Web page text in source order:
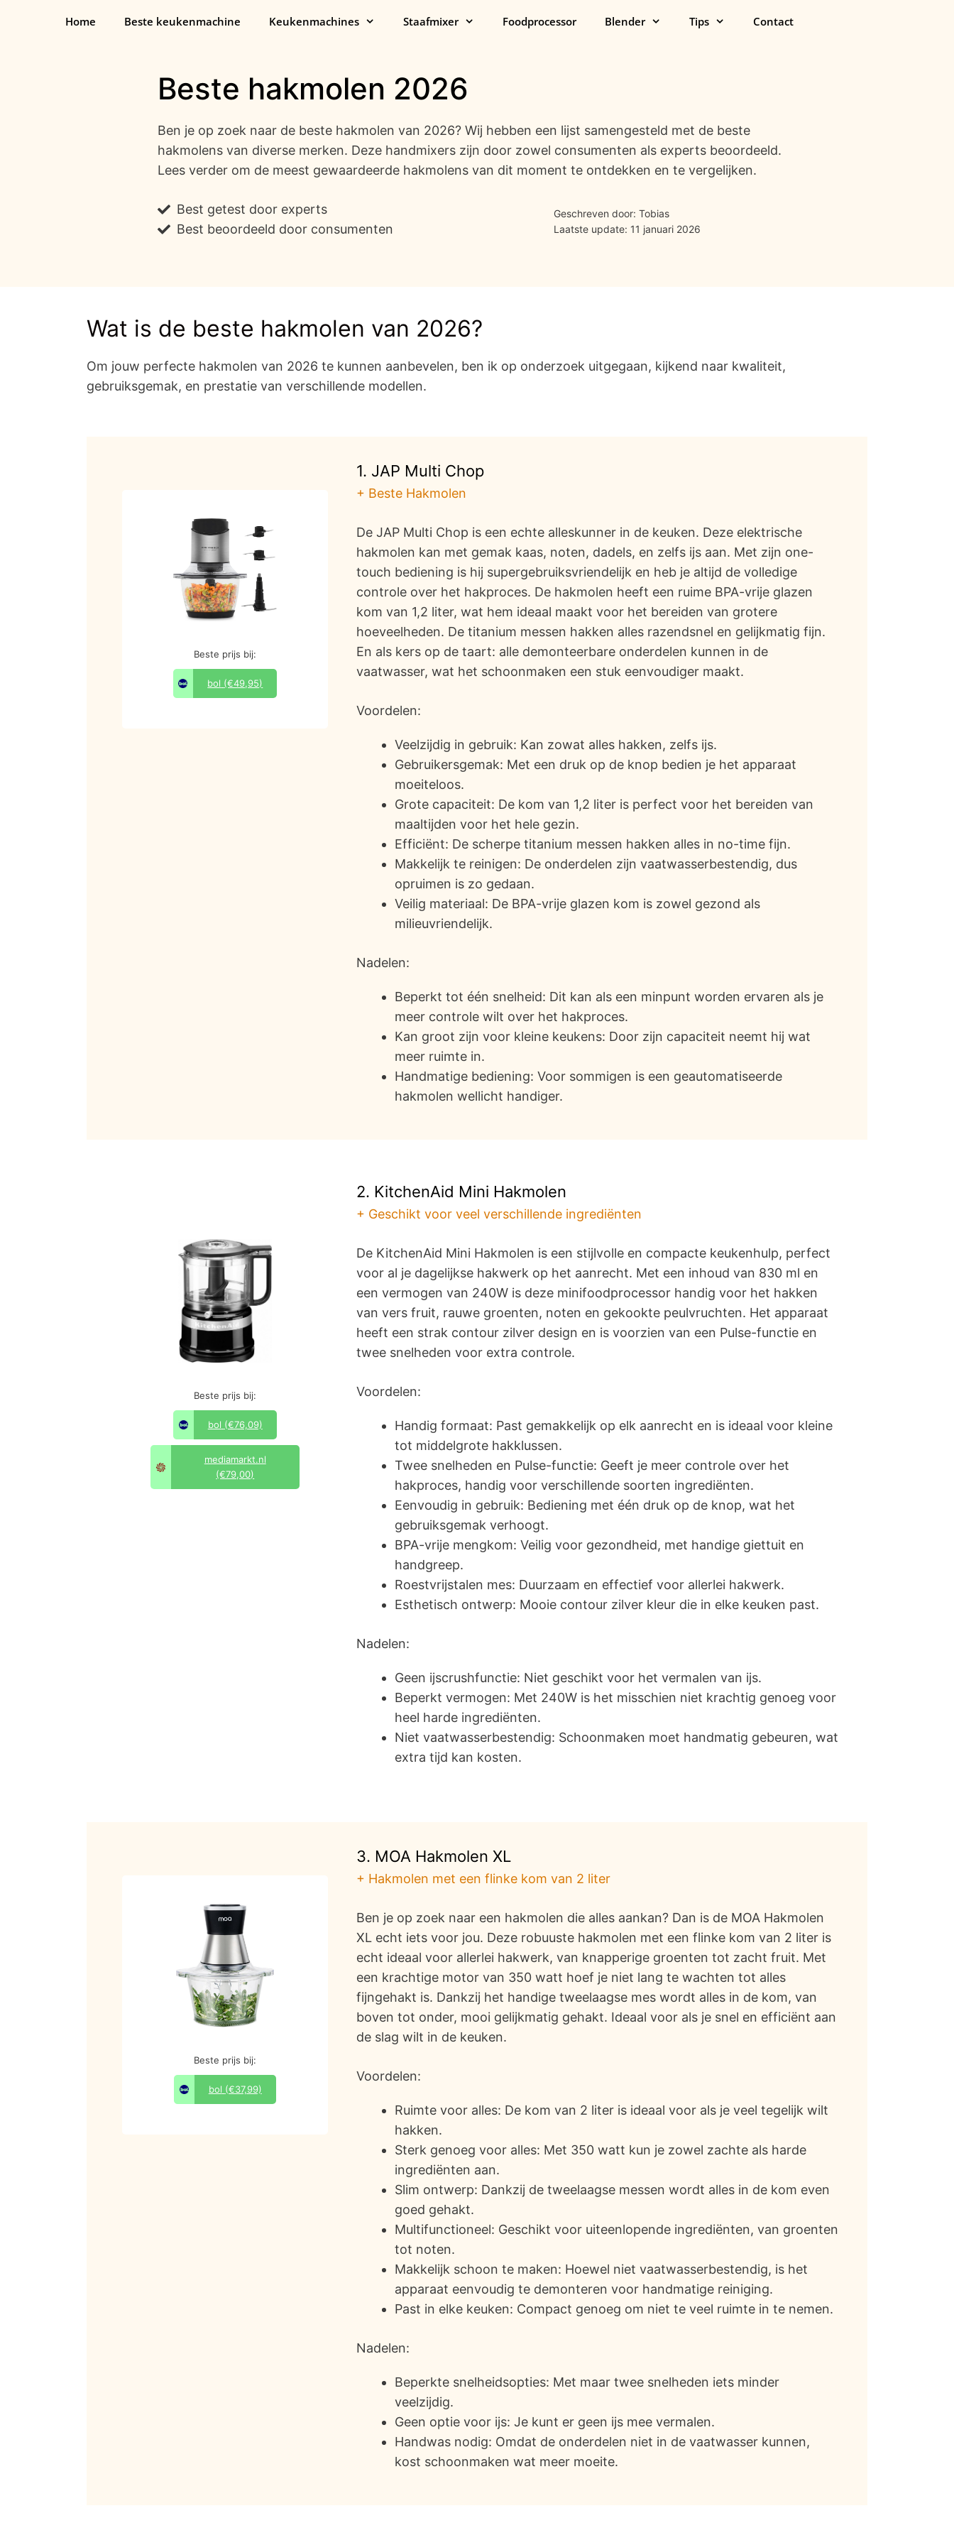
Home Beste keukenmachine Keukenmachines Staafmixer Foodprocessor Blender Tips Contact
Beste hakmolen 2026
Ben je op zoek naar de beste hakmolen van 2026? Wij hebben een lijst samengesteld met de beste
hakmolens van diverse merken. Deze handmixers zijn door zowel consumenten als experts beoordeeld.
Lees verder om de meest gewaardeerde hakmolens van dit moment te ontdekken en te vergelijken.
Best getest door experts
Best beoordeeld door consumenten
Geschreven door: Tobias
Laatste update: 11 januari 2026
Wat is de beste hakmolen van 2026?
Om jouw perfecte hakmolen van 2026 te kunnen aanbevelen, ben ik op onderzoek uitgegaan, kijkend naar kwaliteit,
gebruiksgemak, en prestatie van verschillende modellen.
Beste prijs bij:
bol (€49,95)
1. JAP Multi Chop
+ Beste Hakmolen
De JAP Multi Chop is een echte alleskunner in de keuken. Deze elektrische
hakmolen kan met gemak kaas, noten, dadels, en zelfs ijs aan. Met zijn one-
touch bediening is hij supergebruiksvriendelijk en heb je altijd de volledige
controle over het hakproces. De hakmolen heeft een ruime BPA-vrije glazen
kom van 1,2 liter, wat hem ideaal maakt voor het bereiden van grotere
hoeveelheden. De titanium messen hakken alles razendsnel en gelijkmatig fijn.
En als kers op de taart: alle demonteerbare onderdelen kunnen in de
vaatwasser, wat het schoonmaken een stuk eenvoudiger maakt.
Voordelen:
Veelzijdig in gebruik: Kan zowat alles hakken, zelfs ijs.
Gebruikersgemak: Met een druk op de knop bedien je het apparaat
moeiteloos.
Grote capaciteit: De kom van 1,2 liter is perfect voor het bereiden van
maaltijden voor het hele gezin.
Efficiënt: De scherpe titanium messen hakken alles in no-time fijn.
Makkelijk te reinigen: De onderdelen zijn vaatwasserbestendig, dus
opruimen is zo gedaan.
Veilig materiaal: De BPA-vrije glazen kom is zowel gezond als
milieuvriendelijk.
Nadelen:
Beperkt tot één snelheid: Dit kan als een minpunt worden ervaren als je
meer controle wilt over het hakproces.
Kan groot zijn voor kleine keukens: Door zijn capaciteit neemt hij wat
meer ruimte in.
Handmatige bediening: Voor sommigen is een geautomatiseerde
hakmolen wellicht handiger.
Beste prijs bij:
bol (€76,09)
mediamarkt.nl
(€79,00)
2. KitchenAid Mini Hakmolen
+ Geschikt voor veel verschillende ingrediënten
De KitchenAid Mini Hakmolen is een stijlvolle en compacte keukenhulp, perfect
voor al je dagelijkse hakwerk op het aanrecht. Met een inhoud van 830 ml en
een vermogen van 240W is deze minifoodprocessor handig voor het hakken
van vers fruit, rauwe groenten, noten en gekookte peulvruchten. Het apparaat
heeft een strak contour zilver design en is voorzien van een Pulse-functie en
twee snelheden voor extra controle.
Voordelen:
Handig formaat: Past gemakkelijk op elk aanrecht en is ideaal voor kleine
tot middelgrote hakklussen.
Twee snelheden en Pulse-functie: Geeft je meer controle over het
hakproces, handig voor verschillende soorten ingrediënten.
Eenvoudig in gebruik: Bediening met één druk op de knop, wat het
gebruiksgemak verhoogt.
BPA-vrije mengkom: Veilig voor gezondheid, met handige giettuit en
handgreep.
Roestvrijstalen mes: Duurzaam en effectief voor allerlei hakwerk.
Esthetisch ontwerp: Mooie contour zilver kleur die in elke keuken past.
Nadelen:
Geen ijscrushfunctie: Niet geschikt voor het vermalen van ijs.
Beperkt vermogen: Met 240W is het misschien niet krachtig genoeg voor
heel harde ingrediënten.
Niet vaatwasserbestendig: Schoonmaken moet handmatig gebeuren, wat
extra tijd kan kosten.
Beste prijs bij:
bol (€37,99)
3. MOA Hakmolen XL
+ Hakmolen met een flinke kom van 2 liter
Ben je op zoek naar een hakmolen die alles aankan? Dan is de MOA Hakmolen
XL echt iets voor jou. Deze robuuste hakmolen met een flinke kom van 2 liter is
echt ideaal voor allerlei hakwerk, van knapperige groenten tot zacht fruit. Met
een krachtige motor van 350 watt hoef je niet lang te wachten tot alles
fijngehakt is. Dankzij het handige tweelaagse mes wordt alles in de kom, van
boven tot onder, mooi gelijkmatig gehakt. Ideaal voor als je snel en efficiënt aan
de slag wilt in de keuken.
Voordelen:
Ruimte voor alles: De kom van 2 liter is ideaal voor als je veel tegelijk wilt
hakken.
Sterk genoeg voor alles: Met 350 watt kun je zowel zachte als harde
ingrediënten aan.
Slim ontwerp: Dankzij de tweelaagse messen wordt alles in de kom even
goed gehakt.
Multifunctioneel: Geschikt voor uiteenlopende ingrediënten, van groenten
tot noten.
Makkelijk schoon te maken: Hoewel niet vaatwasserbestendig, is het
apparaat eenvoudig te demonteren voor handmatige reiniging.
Past in elke keuken: Compact genoeg om niet te veel ruimte in te nemen.
Nadelen:
Beperkte snelheidsopties: Met maar twee snelheden iets minder
veelzijdig.
Geen optie voor ijs: Je kunt er geen ijs mee vermalen.
Handwas nodig: Omdat de onderdelen niet in de vaatwasser kunnen,
kost schoonmaken wat meer moeite.